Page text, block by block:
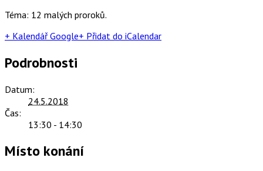
Téma: 12 malých proroků.
+ Kalendář Google+ Přidat do iCalendar
Podrobnosti
Datum:
24.5.2018
Čas:
13:30 - 14:30
Místo konání